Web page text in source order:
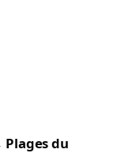
du